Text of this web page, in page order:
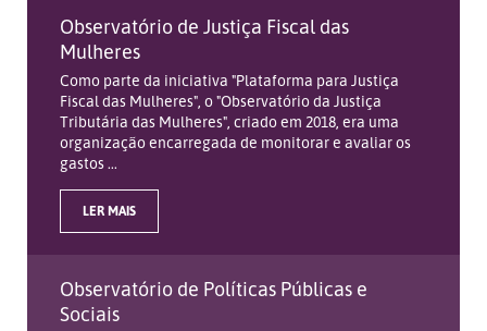
Observatório de Justiça Fiscal das
Mulheres
Como parte da iniciativa "Plataforma para Justiça
Fiscal das Mulheres", o "Observatório da Justiça
Tributária das Mulheres", criado em 2018, era uma
organização encarregada de monitorar e avaliar os
gastos ...
LER MAIS
Observatório de Políticas Públicas e
Sociais